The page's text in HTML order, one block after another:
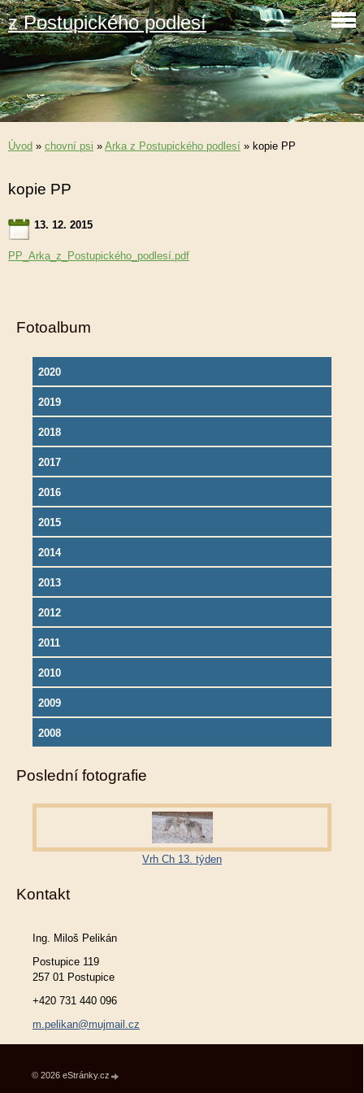
z Postupického podlesí
Úvod » chovní psi » Arka z Postupického podlesí » kopie PP
kopie PP
13. 12. 2015
PP_Arka_z_Postupického_podlesí.pdf
Fotoalbum
2020
2019
2018
2017
2016
2015
2014
2013
2012
2011
2010
2009
2008
Poslední fotografie
Vrh Ch 13. týden
Kontakt
Ing. Miloš Pelikán
Postupice 119
257 01 Postupice
+420 731 440 096
m.pelikan@mujmail.cz
© 2026 eStránky.cz